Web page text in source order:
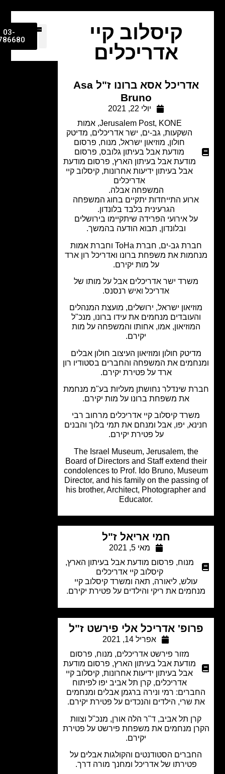
קיסלוב קיי
אדריכלים
אדריכל אסא ברונו ז"ל Asa
Bruno
Jerusalem Post,
,אמות
השקעות,גב-ים,ישר אדריכלים,מדיטק
מוזיאון ישראל, מנוח,פרסום
מודעת אבל בעיתון גלובס, פרסום
מודעת אבל בעיתון הארץ,פרסום מודעת
אבל בעיתון ידיעות אחרונות,קיסלוב קיי
אדריכלים
המשפחה אבלה.
ארוע התייחדות יתקיים בחוג המשפחה
הגרעינית בלבד בלונדון.
על אירועי הפרידה שיתקיימו בירושלים
ובלונדון, תבוא הודעה בהמשך.
חברת גב-ים, חברת ToHa וחברת אמות
את משפחת ברונו ואדריכל רון ארד
על מות יקירם.
משרד ישר אדריכלים אבל על מותו של
אדריכל ואיש רנסנס.
ישראל, ירושלים, מועצת המנהלים
מנחמים את עידו ברונו, מנכ"ל
אמו, אחותו והמשפחה על מות
חולון ומוזיאון העיצוב חולון אבלים
את המשפחה והחברים בסטודיו רון
ארד על פטירת יקירם.
שינדלר נחושתן מעליות בע"מ מנחמת
את משפחת ברונו על מות יקירם.
קיסלוב קיי אדריכלים מרחוב רבי
יפו, אבל ומנחם את תמי בלוך והבנים
על פטירת יקירם.
The Israel Museum, Jerusalem, the
Board of Directors and Staff extend
condolences to Prof. Ido Bruno,
Director, and his family on the
his brother, Architect, Photographer
Educator.
חמי אריאל ז"ל
מאי 5, 2021
מנוח, פרסום מודעת אבל בעיתון הארץ,
קיסלוב קיי אדריכלים
עולש, ליאורה, תאה ומשרד קיסלוב קיי
את ריקי והילדים על פטירת יקירם.
אדריכל אלי פירשט ז"ל
אפריל 14, 2021
מזור פירשט אדריכלים,מנוח,פרסום
מודעת אבל בעיתון הארץ,פרסום מודעת
אבל בעיתון ידיעות אחרונות,קיסלוב קיי
אדריכלים,קרן תל אביב יפו לפיתוח
רמי ונירה ברגמן אבלים ומנחמים
שרי, הילדים והנכדים על פטירת יקירם.
תל אביב, ד"ר הלה אורן, מנכ"ל וצוות
מנחמים את משפחת פירשט על פטירת
הסטודנטים והקולגות אבלים על
פטירתו של אדריכל ומחנך מורה דרך.
03-
9786680